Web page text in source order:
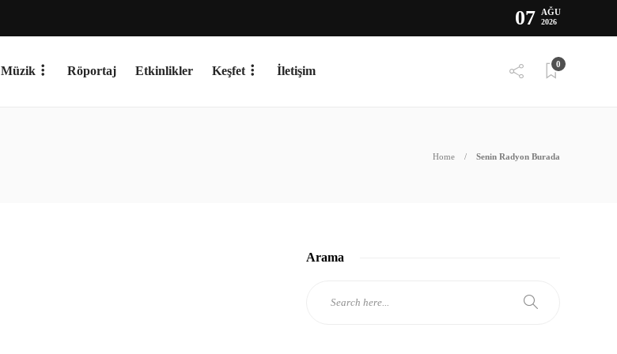
07 AĞU
2026
Müzik Röportaj Etkinlikler Keşfet İletişim 0
Home Senin Radyon Burada
Arama